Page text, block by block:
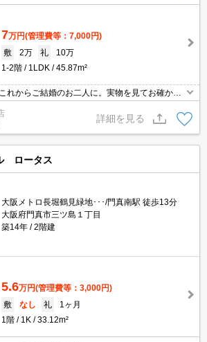
7万円(管理費等：7,000円)
敷
2万 礼
10万
1-2階
1LDK 45.87m²
れからご結婚のお二人に。実物を見てお確かめ
詳細を見る
ロータス
大阪メトロ長堀鶴見緑地･･･/門真南駅 徒歩13分
大阪府門真市三ツ島１丁目
築14年
2階建
5.6万円(管理費等：3,000円)
敷
なし 礼
1ヶ月
1階
1K 33.12m²